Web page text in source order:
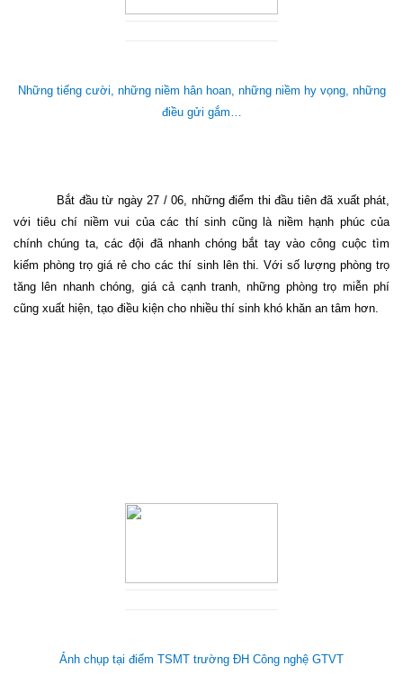
Những tiếng cười, những niềm hân hoan, những niềm hy vọng, những
điều gửi gắm…
Bắt đầu từ ngày 27 / 06, những điểm thi đầu tiên đã xuất phát,
với tiêu chí niềm vui của các thí sinh cũng là niềm hạnh phúc của
chính chúng ta, các đội đã nhanh chóng bắt tay vào công cuộc tìm
kiếm phòng trọ giá rẻ cho các thí sinh lên thi. Với số lượng phòng trọ
tăng lên nhanh chóng, giá cả cạnh tranh, những phòng trọ miễn phí
cũng xuất hiện, tạo điều kiện cho nhiều thí sinh khó khăn an tâm hơn.
Ảnh chụp tại điểm TSMT trường ĐH Công nghệ GTVT